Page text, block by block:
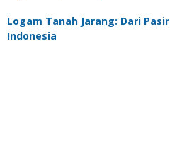
Logam Tanah Jarang: Dari
Indonesia